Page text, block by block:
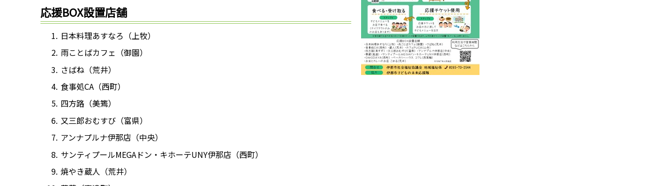
応援BOX設置店舗
日本料理あすなろ（上牧）
雨ことばカフェ（御園）
さばね（荒井）
食事処CA（西町）
四方路（美篶）
又三郎おむすび（富県）
アンナプルナ伊那店（中央）
サンティプールMEGAドン・キホーテUNY伊那店（西町）
焼やき蔵人（荒井）